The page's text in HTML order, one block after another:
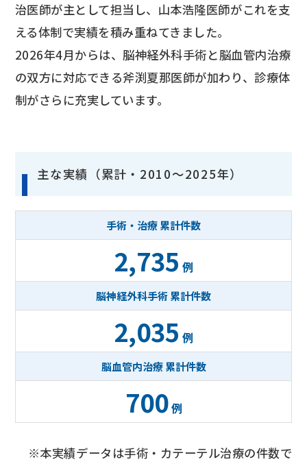
治医師が主として担当し、山本浩隆医師がこれを支
える体制で実績を積み重ねてきました。
2026年4月からは、脳神経外科手術と脳血管内治療
の双方に対応できる斧渕夏那医師が加わり、診療体
制がさらに充実しています。
主な実績（累計・2010～2025年）
手術・治療 累計件数
2,735 例
脳神経外科手術 累計件数
2,035 例
脳血管内治療 累計件数
700例
※本実績データは手術・カテーテル治療の件数で